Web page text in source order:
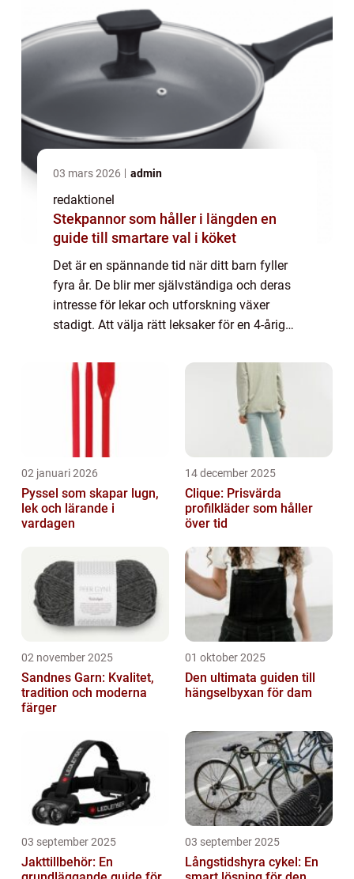
03 mars 2026 admin
redaktionel
Stekpannor som håller i längden en
guide till smartare val i köket
Det är en spännande tid när ditt barn fyller
fyra år. De blir mer självständiga och deras
intresse för lekar och utforskning växer
stadigt. Att välja rätt leksaker för en 4-årig
många alternativ som kan främja ...
02 januari 2026
Pyssel som skapar lugn,
lek och lärande i
vardagen
14 december 2025
Clique: Prisvärda
profilkläder som håller
över tid
02 november 2025
Sandnes Garn: Kvalitet,
tradition och moderna
färger
01 oktober 2025
Den ultimata guiden till
hängselbyxan för dam
03 september 2025
Jakttillbehör: En
03 september 2025
Långstidshyra cykel: En